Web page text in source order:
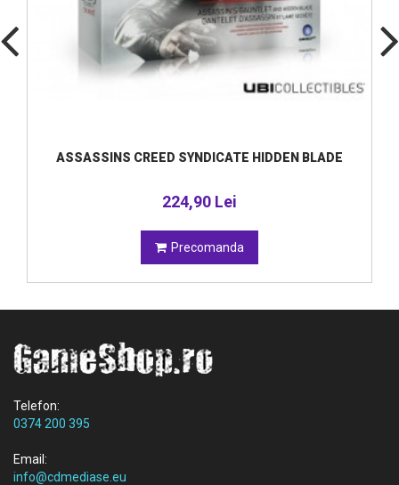
ASSASSINS CREED SYNDICATE HIDDEN BLADE
224,90 Lei
Precomanda
Telefon:
0374 200 395
Email:
info@cdmediase.eu